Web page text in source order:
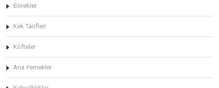
Börekler
Kek Tarifleri
Köfteler
Ana Yemekler